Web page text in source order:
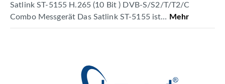
Satlink ST-5155 H.265 (10 Bit ) DVB-S/S2/T/T2/C
Combo Messgerät Das Satlink ST-5155 ist… Mehr